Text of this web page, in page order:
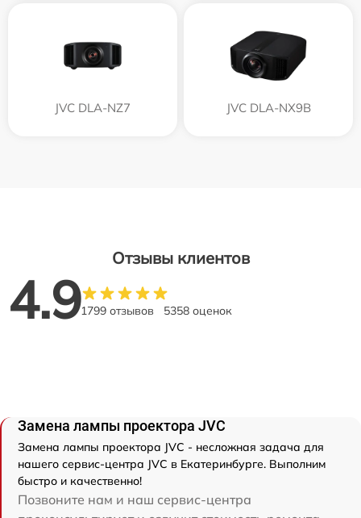
JVC DLA-NZ7 JVC DLA-NX9B
Отзывы клиентов
4.91799 отзывов 5358 оценок
Замена лампы проектора JVC
Замена лампы проектора JVC - несложная задача для
нашего сервис-центра JVC в Екатеринбурге. Выполним
быстро и качественно!
Позвоните нам и наш сервис-центра